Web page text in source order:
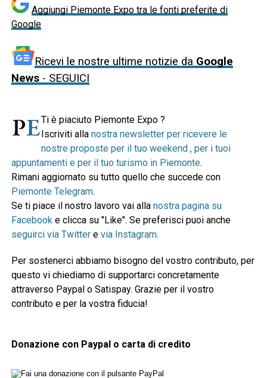
Aggiungi Piemonte Expo tra le fonti preferite di
Google
Ricevi le nostre ultime notizie da Google
News- SEGUICI
Ti è piaciuto Piemonte Expo ?
Iscriviti alla nostra newsletter per ricevere le
nostre proposte per il tuo weekend , per i tuoi
appuntamenti e per il tuo turismo in Piemonte.
Rimani aggiornato su tutto quello che succede con
Piemonte Telegram.
Se ti piace il nostro lavoro vai alla nostra pagina su
Facebooke clicca su "Like". Se preferisci puoi anche
seguirci via Twittere via Instagram.
Per sostenerci abbiamo bisogno del vostro contributo, per
questo vi chiediamo di supportarci concretamente
attraverso Paypal o Satispay. Grazie per il vostro
contributo e per la vostra fiducia!
Donazione con Paypal o carta di credito